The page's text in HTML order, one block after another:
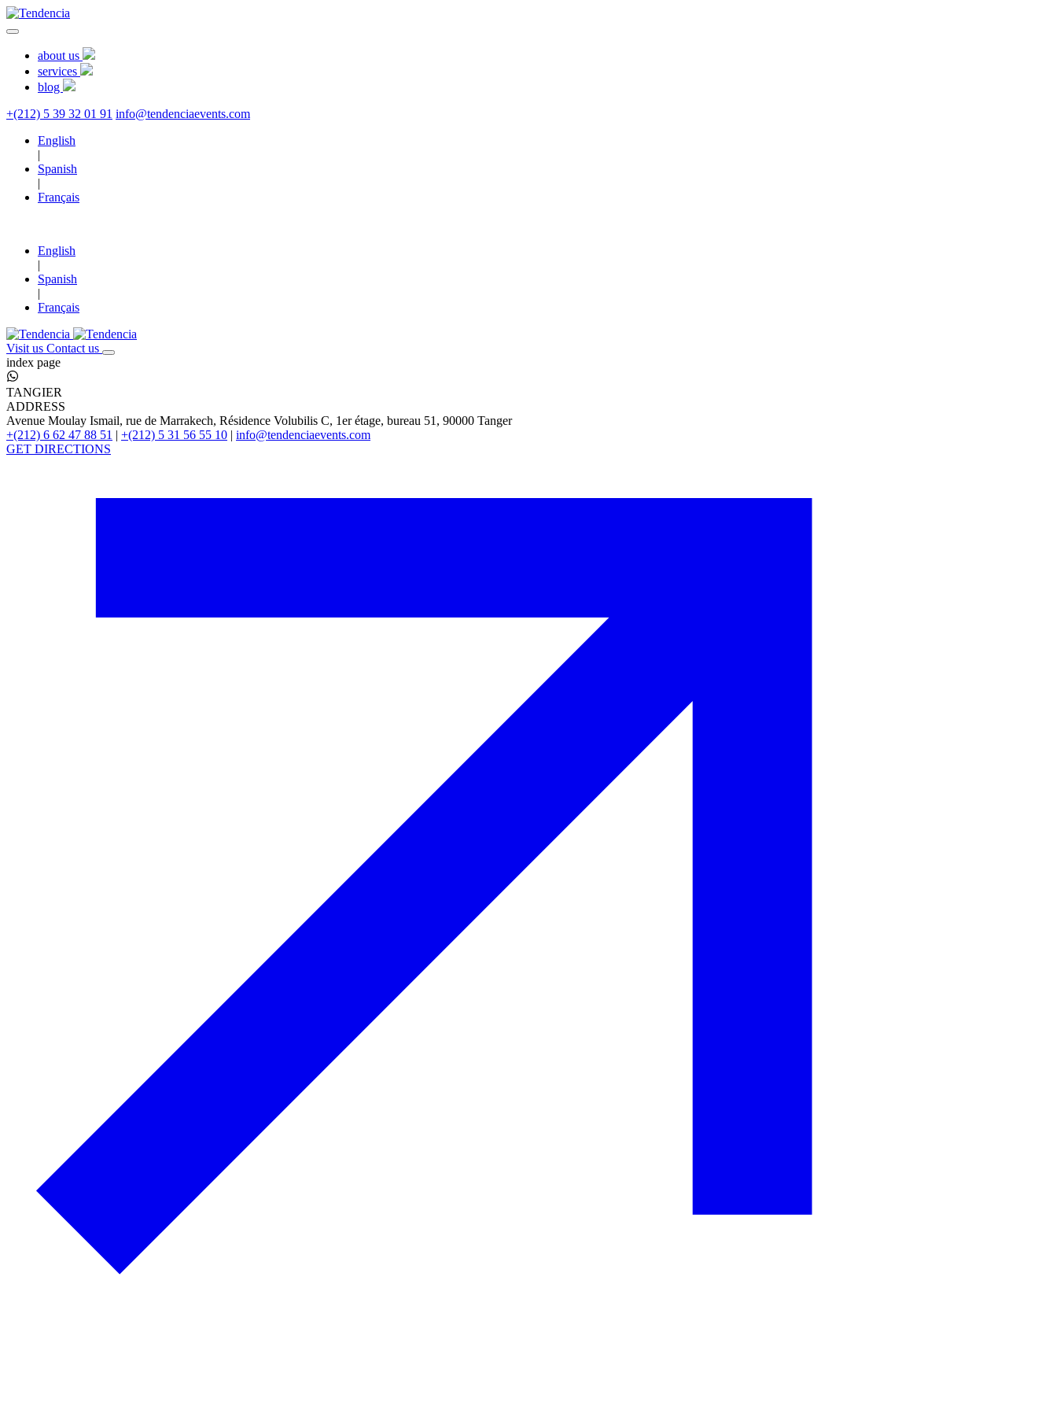
about us
services
blog
+(212) 5 39 32 01 91 info@tendenciaevents.com
English
|
Spanish
|
Français
English
|
Spanish
|
Français
Visit us Contact us
index page
TANGIER
ADDRESS
Avenue Moulay Ismail, rue de Marrakech, Résidence Volubilis C, 1er étage, bureau 51, 90000 Tanger
+(212) 6 62 47 88 51 | +(212) 5 31 56 55 10 | info@tendenciaevents.com
GET DIRECTIONS